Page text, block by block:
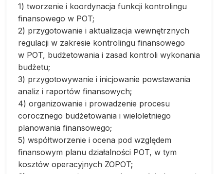
1) tworzenie i koordynacja funkcji kontrolingu
finansowego w POT;
2) przygotowanie i aktualizacja wewnętrznych
regulacji w zakresie kontrolingu finansowego
w POT, budżetowania i zasad kontroli wykonania
budżetu;
3) przygotowywanie i inicjowanie powstawania
analiz i raportów finansowych;
4) organizowanie i prowadzenie procesu
corocznego budżetowania i wieloletniego
planowania finansowego;
5) współtworzenie i ocena pod względem
finansowym planu działalności POT, w tym
kosztów operacyjnych ZOPOT;